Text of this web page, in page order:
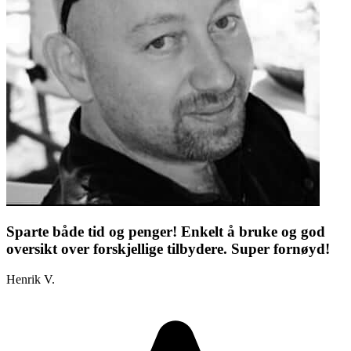
Sparte både tid og penger! Enkelt å bruke og god
oversikt over forskjellige tilbydere. Super fornøyd!
Henrik V.